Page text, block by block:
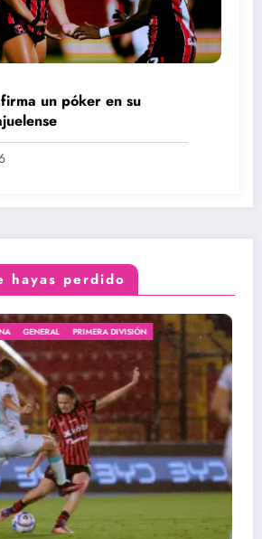
un póker en su
hayas perdido
#ARBITRASTICASXJS
#LIGAPROMERICAFEMENINA
DIVISIÓN